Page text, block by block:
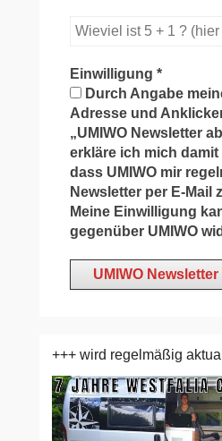
Einwilligung*
Durch Angabe
Adresse und
„UMIWO Newsletter
erkläre ich mich
dass UMIWO mir
Newsletter per E-Mail
Meine Einwilligung
gegenüber UMIWO
+++ wird regelmäßig